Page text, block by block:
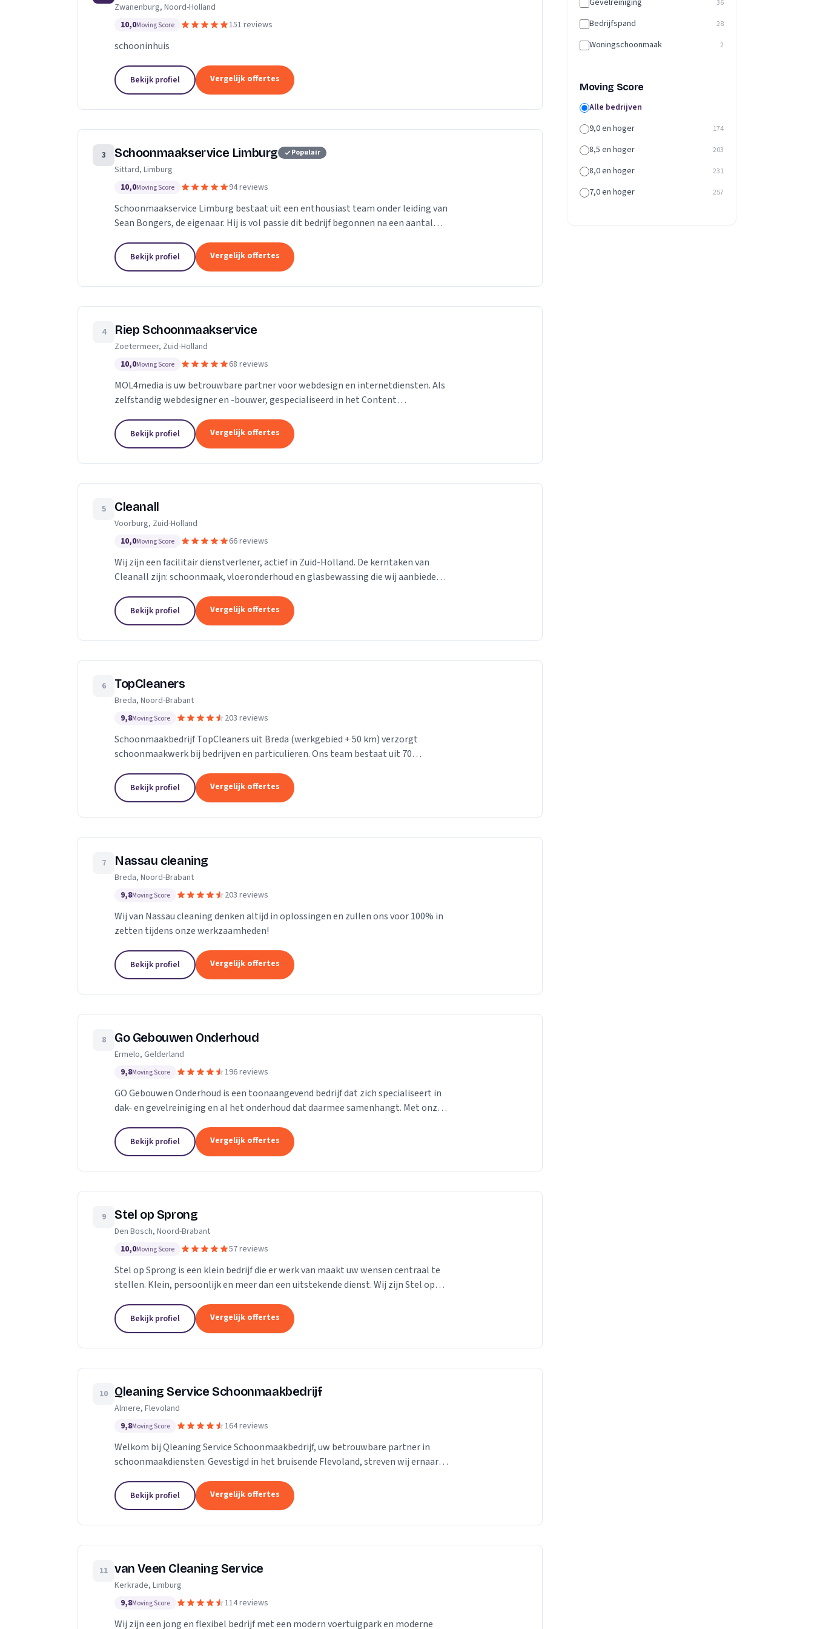
technieken en een persoonlijke aanpak die ons onderscheidt.
Zwanenburg, Noord-Holland
10,0Moving Score 151 reviews
schooninhuis
Bekijk profiel Vergelijk offertes
3 Schoonmaakservice Limburg Populair
Sittard, Limburg
10,0Moving Score 94 reviews
Schoonmaakservice Limburg bestaat uit een enthousiast team onder leiding van
Sean Bongers, de eigenaar. Hij is vol passie dit bedrijf begonnen na een aantal
Bekijk profiel Vergelijk offertes
4 Riep Schoonmaakservice
Zoetermeer, Zuid-Holland
10,0Moving Score 68 reviews
MOL4media is uw betrouwbare partner voor webdesign en internetdiensten. Als
zelfstandig webdesigner en -bouwer, gespecialiseerd in het Content
Bekijk profiel Vergelijk offertes
5 Cleanall
Voorburg, Zuid-Holland
10,0Moving Score 66 reviews
Wij zijn een facilitair dienstverlener, actief in Zuid-Holland. De kerntaken van
Cleanall zijn: schoonmaak, vloeronderhoud en glasbewassing die wij aanbieden
Bekijk profiel Vergelijk offertes
6 TopCleaners
Breda, Noord-Brabant
9,8Moving Score 203 reviews
Schoonmaakbedrijf TopCleaners uit Breda (werkgebied + 50 km) verzorgt
schoonmaakwerk bij bedrijven en particulieren. Ons team bestaat uit 70
Bekijk profiel Vergelijk offertes
7 Nassau cleaning
Breda, Noord-Brabant
9,8Moving Score 203 reviews
Wij van Nassau cleaning denken altijd in oplossingen en zullen ons voor 100% in
zetten tijdens onze werkzaamheden!
Bekijk profiel Vergelijk offertes
8 Go Gebouwen Onderhoud
Ermelo, Gelderland
9,8Moving Score 196 reviews
GO Gebouwen Onderhoud is een toonaangevend bedrijf dat zich specialiseert in
dak- en gevelreiniging en al het onderhoud dat daarmee samenhangt. Met onze
Bekijk profiel Vergelijk offertes
9 Stel op Sprong
Den Bosch, Noord-Brabant
10,0Moving Score 57 reviews
Stel op Sprong is een klein bedrijf die er werk van maakt uw wensen centraal te
stellen. Klein, persoonlijk en meer dan een uitstekende dienst. Wij zijn Stel op
Bekijk profiel Vergelijk offertes
10 Qleaning Service Schoonmaakbedrijf
Almere, Flevoland
9,8Moving Score 164 reviews
Welkom bij Qleaning Service Schoonmaakbedrijf, uw betrouwbare partner in
schoonmaakdiensten. Gevestigd in het bruisende Flevoland, streven wij ernaar
Bekijk profiel Vergelijk offertes
11 van Veen Cleaning Service
Kerkrade, Limburg
9,8Moving Score 114 reviews
Wij zijn een jong en flexibel bedrijf met een modern voertuigpark en moderne
Gevelreiniging 36
Bedrijfspand 28
Woningschoonmaak 2
Moving Score
Alle bedrijven
9,0 en hoger
174
8,5 en hoger 203
8,0 en hoger 231
7,0 en hoger 257